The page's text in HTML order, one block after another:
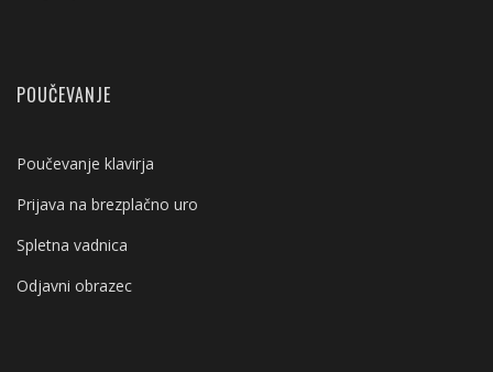
POUČEVANJE
Poučevanje klavirja
Prijava na brezplačno uro
Spletna vadnica
Odjavni obrazec